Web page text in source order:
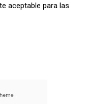
aceptable para las